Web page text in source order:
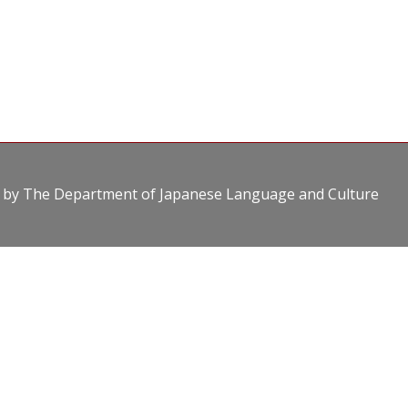
The Department of Japanese Language and Culture